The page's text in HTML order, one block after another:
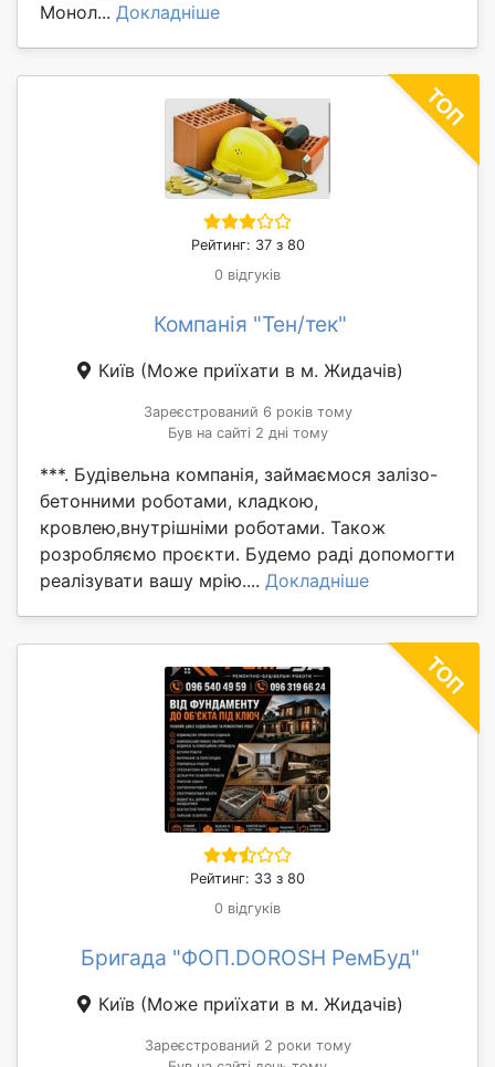
Монол... Докладніше
Рейтинг: 37 з 80
0 відгуків
Компанія "Тен/тек"
Київ (Може приїхати в м. Жидачів)
Зареєстрований 6 років тому
Був на сайті 2 дні тому
***. Будівельна компанія, займаємося залізо-
бетонними роботами, кладкою,
кровлею,внутрішніми роботами. Також
розробляємо проєкти. Будемо раді допомогти
реалізувати вашу мрію.... Докладніше
Рейтинг: 33 з 80
0 відгуків
Бригада "ФОП.DOROSH РемБуд"
Київ (Може приїхати в м. Жидачів)
Зареєстрований 2 роки тому